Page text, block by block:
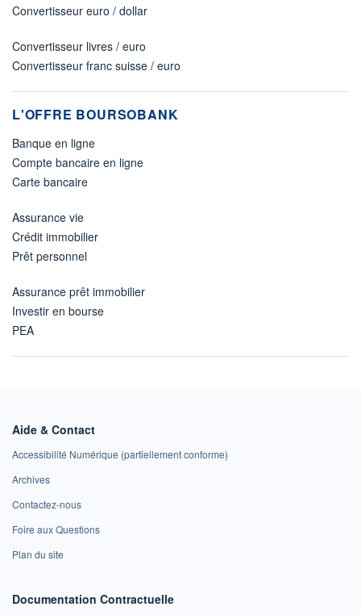
Convertisseur euro / dollar
Convertisseur livres / euro
Convertisseur franc suisse / euro
L'OFFRE BOURSOBANK
Banque en ligne
Compte bancaire en ligne
Carte bancaire
Assurance vie
Crédit immobilier
Prêt personnel
Assurance prêt immobilier
Investir en bourse
PEA
Aide & Contact
Accessibilité Numérique (partiellement conforme)
Archives
Contactez-nous
Foire aux Questions
Plan du site
Documentation Contractuelle